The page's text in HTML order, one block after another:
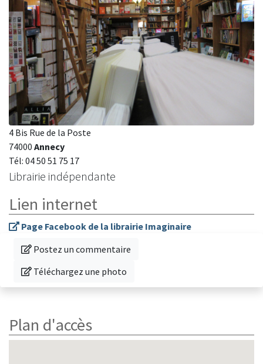
4 Bis Rue de la Poste
74000 Annecy
Tél: 04 50 51 75 17
Librairie indépendante
Lien internet
Page Facebook de la librairie Imaginaire
Donnez votre avis sur cette librairie
Postez un commentaire
Téléchargez une photo de cette librairie
Téléchargez une photo
Plan d'accès